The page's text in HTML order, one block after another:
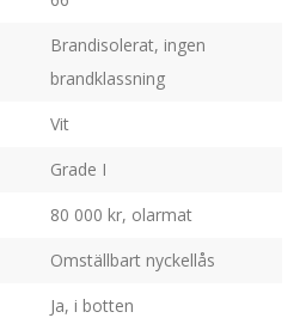
Brandisolerat, ingen
brandklassning
Vit
Grade I
80 000 kr, olarmat
Omställbart nyckellås
Ja, i botten